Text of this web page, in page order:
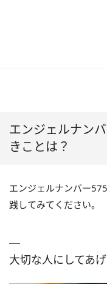
エンジェルナン
きことは？
エンジェルナンバー
践してみてください。
大切な人にしてあ